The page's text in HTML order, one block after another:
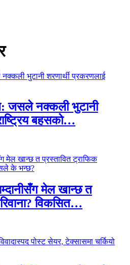
जसले नक्कली भुटानी
बहसको…
मेल खान्छ त
विकसित…